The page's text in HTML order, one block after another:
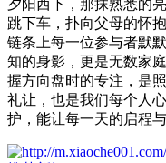
夕阳西下，那抹熟悉的
跳下车，扑向父母的怀
链条上每一位参与者默
知的身影，更是无数家
握方向盘时的专注，是
礼让，也是我们每个人
护，能让每一天的启程